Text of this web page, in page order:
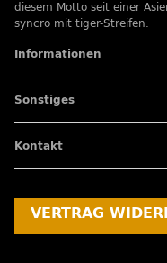
diesem Motto seit einer
syncro mit tiger-Streifen.
Informationen
Sonstiges
Kontakt
VERTRAG